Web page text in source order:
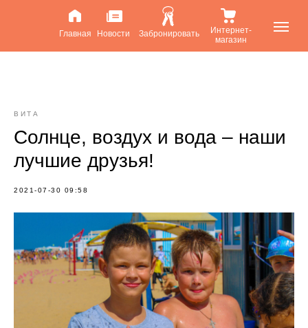
Главная Новости Забронировать
Интернет-
магазин
ВИТА
Солнце, воздух и вода – наши
лучшие друзья!
2021-07-30 09:58